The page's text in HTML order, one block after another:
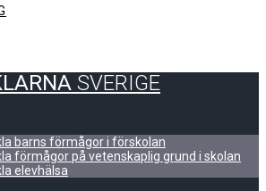
SVERIGE
barns förmågor i förskolan
förmågor på vetenskaplig grund i skolan
elevhälsa